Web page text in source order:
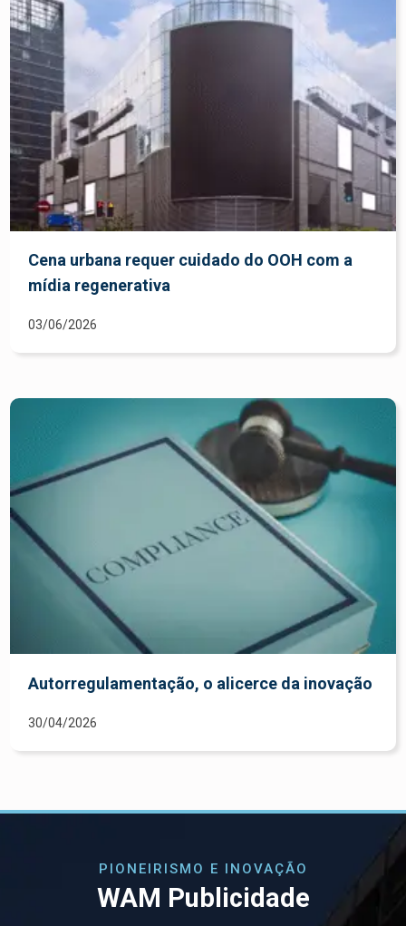
Cena urbana requer cuidado do OOH com a
mídia regenerativa
03/06/2026
Autorregulamentação, o alicerce da inovação
30/04/2026
PIONEIRISMO E INOVAÇÃO
WAM Publicidade